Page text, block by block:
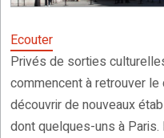
Ecouter
Privés de sorties
commencent à retrouver
découvrir de nouveaux
dont quelques-uns à Paris.